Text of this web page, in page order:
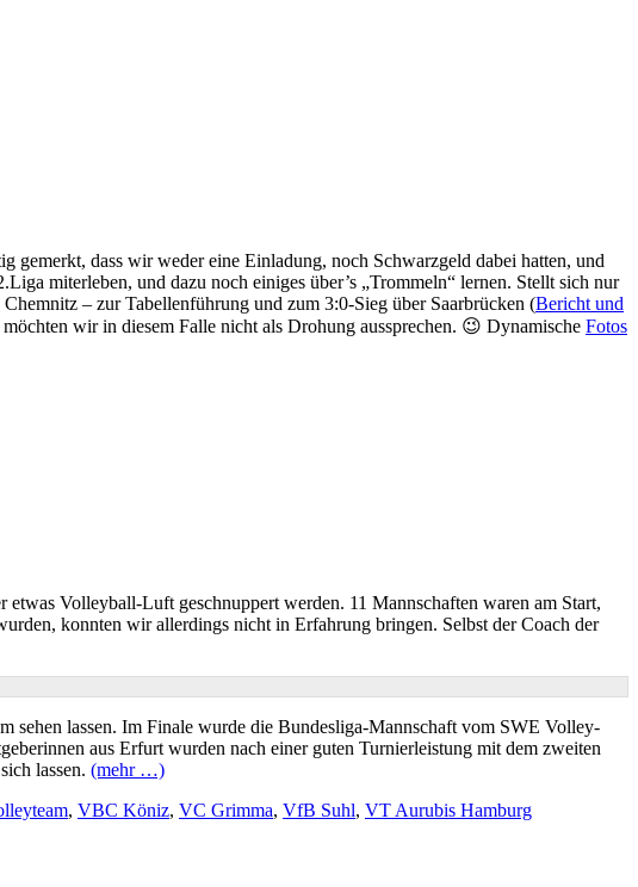
gemerkt, dass wir weder eine Einladung, noch Schwarzgeld dabei hatten, und
miterleben, und dazu noch einiges über’s
Trommeln
lernen. Stellt sich nur
– zur Tabellenführung und zum 3:0-Sieg über Saarbrücken (Bericht und
möchten wir in diesem Falle nicht als Drohung aussprechen. 😉 Dynamische Fotos
Volleyball-Luft geschnuppert werden. 11 Mannschaften waren am Start,
konnten wir allerdings nicht in Erfahrung bringen. Selbst der Coach der
sehen lassen. Im Finale wurde die Bundesliga-Mannschaft vom SWE Volley-
aus Erfurt wurden nach einer guten Turnierleistung mit dem zweiten
lassen. (mehr …)
, VBC Köniz, VC Grimma, VfB Suhl, VT Aurubis Hamburg